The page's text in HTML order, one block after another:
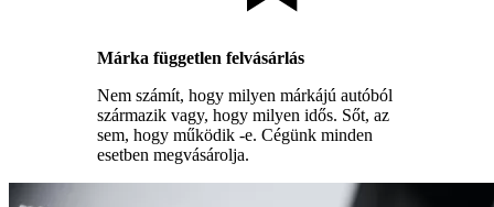
Márka független felvásárlás
Nem számít, hogy milyen márkájú autóból
származik vagy, hogy milyen idős. Sőt, az
sem, hogy működik -e. Cégünk minden
esetben megvásárolja.